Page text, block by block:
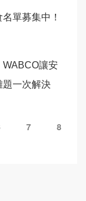
單募集中！
讓安
題一次解決
7
8